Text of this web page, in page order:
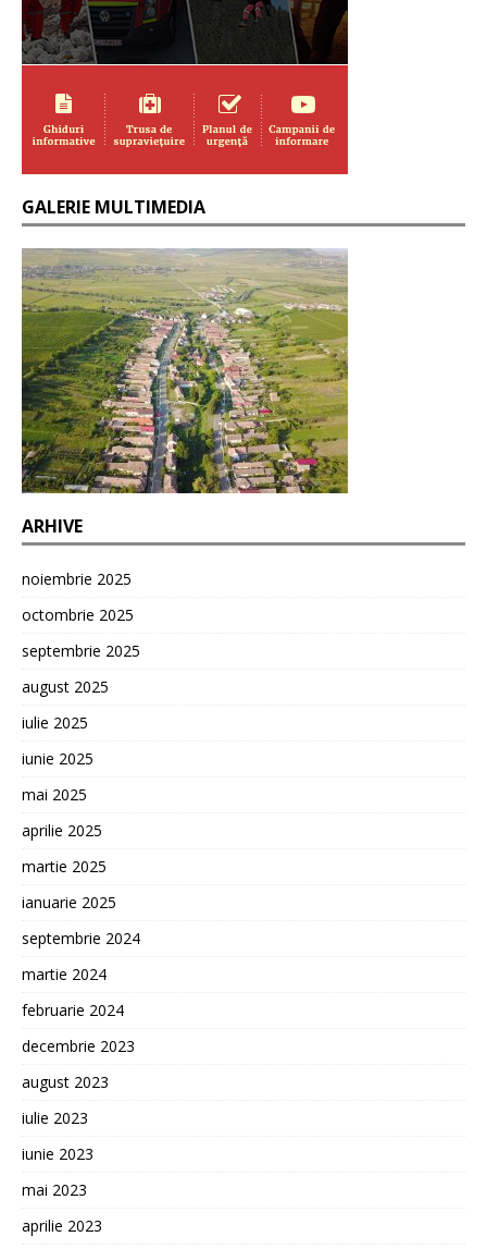
GALERIE MULTIMEDIA
ARHIVE
noiembrie 2025
octombrie 2025
septembrie 2025
august 2025
iulie 2025
iunie 2025
mai 2025
aprilie 2025
martie 2025
ianuarie 2025
septembrie 2024
martie 2024
februarie 2024
decembrie 2023
august 2023
iulie 2023
iunie 2023
mai 2023
aprilie 2023